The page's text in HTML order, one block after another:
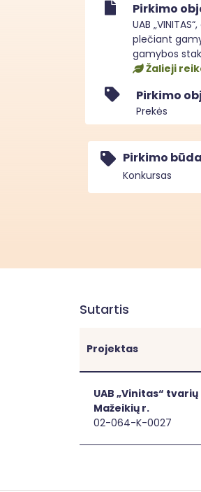
Pirkimo
UAB
plečiant
gamybos
Žalieji
Pirkimo
Prekės
Pirkimo
Konkursas
Sutartis
Projektas
[[link]]
UAB „Vinitas“
Mažeikių r.
02-064-K-0027